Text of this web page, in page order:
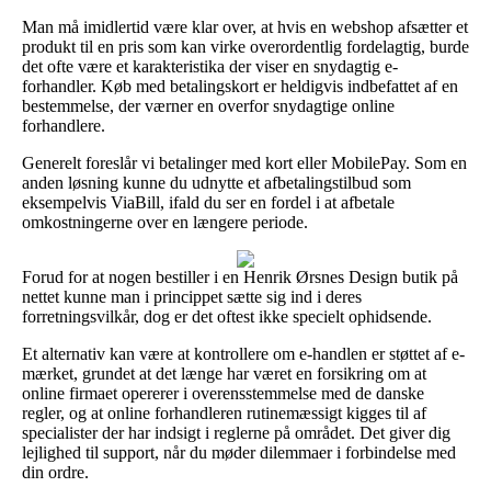
Man må imidlertid være klar over, at hvis en webshop afsætter et
produkt til en pris som kan virke overordentlig fordelagtig, burde
det ofte være et karakteristika der viser en snydagtig e-
forhandler. Køb med betalingskort er heldigvis indbefattet af en
bestemmelse, der værner en overfor snydagtige online
forhandlere.
Generelt foreslår vi betalinger med kort eller MobilePay. Som en
anden løsning kunne du udnytte et afbetalingstilbud som
eksempelvis ViaBill, ifald du ser en fordel i at afbetale
omkostningerne over en længere periode.
Forud for at nogen bestiller i en Henrik Ørsnes Design butik på
nettet kunne man i princippet sætte sig ind i deres
forretningsvilkår, dog er det oftest ikke specielt ophidsende.
Et alternativ kan være at kontrollere om e-handlen er støttet af e-
mærket, grundet at det længe har været en forsikring om at
online firmaet opererer i overensstemmelse med de danske
regler, og at online forhandleren rutinemæssigt kigges til af
specialister der har indsigt i reglerne på området. Det giver dig
lejlighed til support, når du møder dilemmaer i forbindelse med
din ordre.